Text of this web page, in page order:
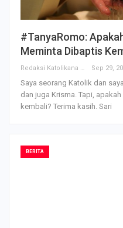
#TanyaRomo:
Meminta Dibaptis
Redaksi Katolikana Sep 29,
Saya seorang Katolik dan
dan juga Krisma. Tapi,
kembali? Terima kasih. Sari
BERITA